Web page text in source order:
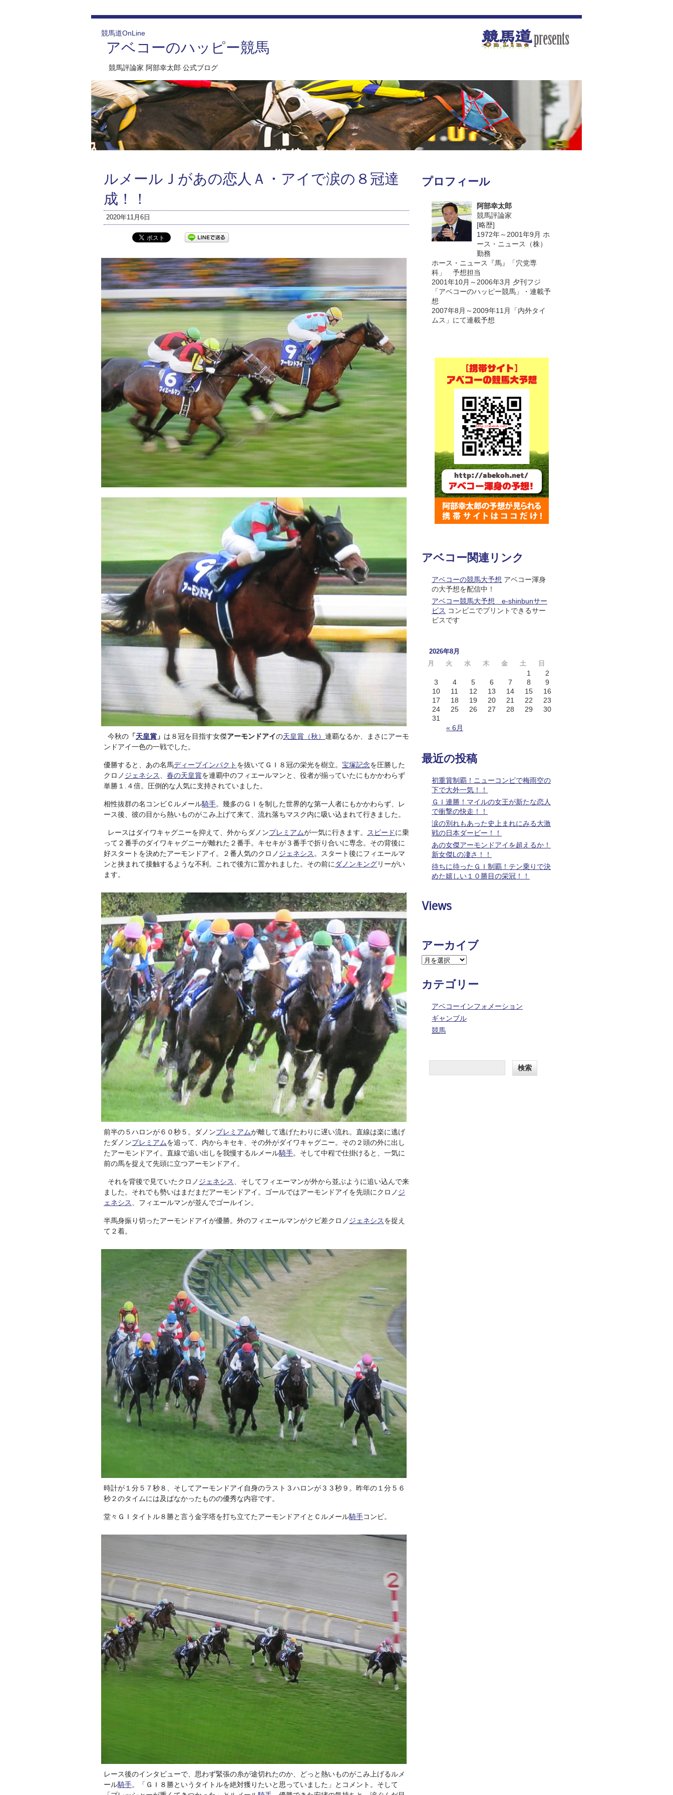
競馬道OnLine
アベコーのハッピー競馬
競馬評論家 阿部幸太郎 公式ブログ
ルメールＪがあの恋人Ａ・アイで涙の８冠達
成！！
2020年11月6日
今秋の 「天皇賞 」 は８冠を目指す女傑アーモンドアイの天皇賞（秋） 連覇なるか、まさにアーモ
ンドアイ一色の一戦でした。
優勝すると、あの名馬ディープインパクト を抜いてＧＩ８冠の栄光を樹立。 宝塚記念を圧勝した
クロノ ジェネシス 春の天皇賞を連覇中のフィエールマンと、役者が揃っていたにもかかわらず
単勝１.４倍。圧倒的な人気に支持されていました。
相性抜群の名コンビＣルメール騎手。幾多のＧＩを制した世界的な第一人者にもかかわらず、レ
ース後、彼の目から熱いものがこみ上げて来て、流れ落ちマスク内に吸い込まれて行きました。
レースはダイワキャグニーを抑えて、外からダノンプレミアムが一気に行きます。 スピードに乗
って２番手のダイワキャグニーが離れた２番手。キセキが３番手で折り合いに専念。その背後に
好スタートを決めたアーモンドアイ。２番人気のクロノ ジェネシス 。スタート後にフィエールマ
ンと挟まれて接触するような不利。これで後方に置かれました。その前に ダノンキングリーがい
ます。
前半の５ハロンが６０秒５。ダノンプレミアムが離して逃げたわりに遅い流れ。直線は楽に逃げ
たダノンプレミアムを追って、内からキセキ、その外がダイワキャグニー。その２頭の外に出し
たアーモンドアイ。直線で追い出しを我慢するルメール騎手。そして中程で仕掛けると、一気に
前の馬を捉えて先頭に立つアーモンドアイ。
それを背後で見ていたクロノ ジェネシス
、そしてフィエーマンが外から並ぶように追い込んで来
ました。それでも勢いはまだまだアーモンドアイ。ゴールではアーモンドアイを先頭にクロノ ジ
ェネシス
、フィエールマンが並んでゴールイン。
半馬身振り切ったアーモンドアイが優勝。外のフィエールマンがクビ差クロノ ジェネシスを捉え
て２着。
時計が１分５７秒８、そしてアーモンドアイ自身のラスト３ハロンが３３秒９。昨年の１分５６
秒２のタイムには及ばなかったものの優秀な内容です。
堂々ＧＩタイトル８勝と言う金字塔を打ち立てたアーモンドアイとＣルメール騎手コンビ。
レース後のインタビューで、思わず緊張の糸が途切れたのか、どっと熱いものがこみ上げるルメ
ール騎手。「ＧＩ８勝というタイトルを絶対獲りたいと思っていました」とコメント。そして
プロフィール
阿部幸太郎
競馬評論家
[略歴]
1972年～2001年9月 ホ
ース・ニュース（株）
勤務
ホース・ニュース『馬』「穴党専
科」 予想担当
2001年10月～2006年3月 夕刊フジ
「アベコーのハッピー競馬」・連載予
想
2007年8月～2009年11月「内外タイ
ムス」にて連載予想
アベコー関連リンク
アベコーの競馬大予想 アベコー渾身
の大予想を配信中！
アベコー競馬大予想 e-shinbunサー
ビス コンビニでプリントできるサー
ビスです
2026年8月
月
火 水 木 金 土 日
« 6月
1
2
3
4 5 6 7 8
9
10
11 12 13 14 15
16
17
18 19 20 21 22
23
24
25 26 27 28 29
30
31
最近の投稿
初重賞制覇！ニューコンビで梅雨空の
下で大外一気！！
ＧＩ連勝！マイルの女王が新たな恋人
で衝撃の快走！！
涙の別れもあった史上まれにみる大激
戦の日本ダービー！！
あの女傑アーモンドアイを超えるか！
新女傑Lの凄さ！！
待ちに待ったＧＩ制覇！テン乗りで決
めた嬉しい１０勝目の栄冠！！
Views
アーカイブ
カテゴリー
アベコーインフォメーション
ギャンブル
競馬